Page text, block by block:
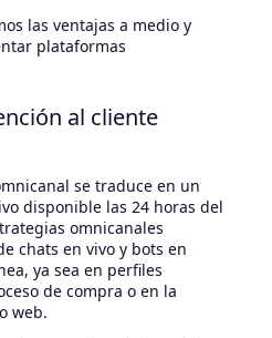
las ventajas a medio y
plataformas
al cliente
se traduce en un
disponible las 24 horas del
omnicanales
chats en vivo y bots en
ya sea en perfiles
de compra o en la
web.